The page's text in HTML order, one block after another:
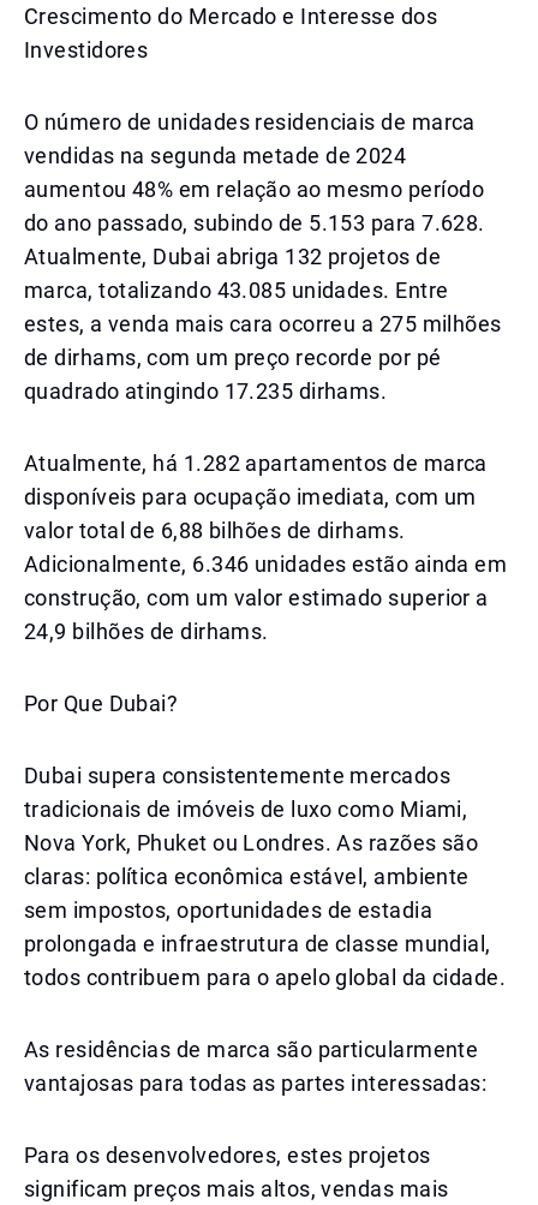
Crescimento do Mercado e Interesse dos
Investidores
O número de unidades residenciais de marca
vendidas na segunda metade de 2024
aumentou 48% em relação ao mesmo período
do ano passado, subindo de 5.153 para 7.628.
Atualmente, Dubai abriga 132 projetos de
marca, totalizando 43.085 unidades. Entre
estes, a venda mais cara ocorreu a 275 milhões
de dirhams, com um preço recorde por pé
quadrado atingindo 17.235 dirhams.
Atualmente, há 1.282 apartamentos de marca
disponíveis para ocupação imediata, com um
valor total de 6,88 bilhões de dirhams.
Adicionalmente, 6.346 unidades estão ainda em
construção, com um valor estimado superior a
24,9 bilhões de dirhams.
Por Que Dubai?
Dubai supera consistentemente mercados
tradicionais de imóveis de luxo como Miami,
Nova York, Phuket ou Londres. As razões são
claras: política econômica estável, ambiente
sem impostos, oportunidades de estadia
prolongada e infraestrutura de classe mundial,
todos contribuem para o apelo global da cidade.
As residências de marca são particularmente
vantajosas para todas as partes interessadas:
Para os desenvolvedores, estes projetos
significam preços mais altos, vendas mais